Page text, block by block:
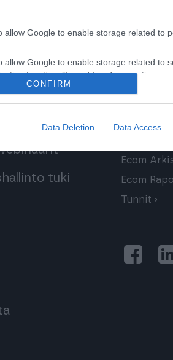
allow Google to enable storage related to
allow Google to enable storage related to
functionality and fraud prevention,
CONFIRM
Data Deletion Data Access
tuki
Finago
Ecom
Ecom
Ecom
Tunnit